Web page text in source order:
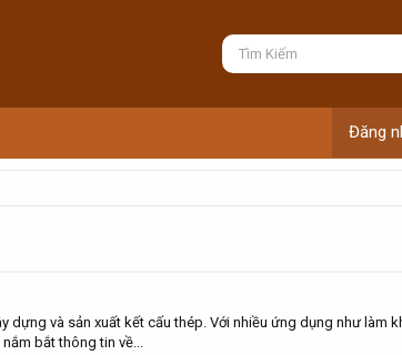
Đăng
và sản xuất kết cấu thép. Với nhiều ứng dụng như làm
bắt thông tin về...